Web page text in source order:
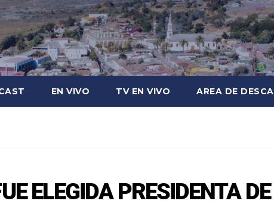
EN VIVO TV EN VIVO AREA DE
ELEGIDA PRESIDENTA